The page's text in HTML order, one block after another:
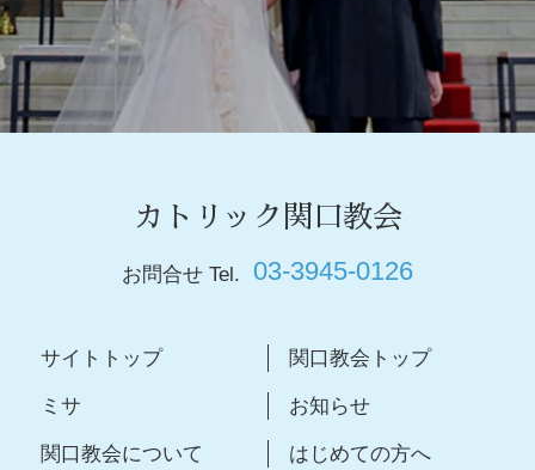
カトリック関口教会
お問合せ Tel. 03-3945-0126
サイトトップ 関口教会トップ
ミサ お知らせ
関口教会について はじめての方へ